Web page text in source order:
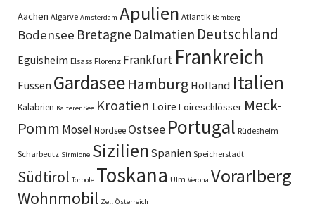
Aachen Algarve Amsterdam Apulien Atlantik Bamberg
Bodensee Bretagne Dalmatien Deutschland
Eguisheim Elsass Florenz Frankfurt Frankreich
Füssen GardaseeHamburg Holland Italien
Kalabrien Kalterer See Kroatien Loire Loireschlösser Meck-
Pomm Mosel Nordsee Ostsee Portugal Rüdesheim
Scharbeutz Sirmione Sizilien Spanien Speicherstadt
Südtirol Torbole Toskana Ulm Verona Vorarlberg
Wohnmobil Zell Österreich